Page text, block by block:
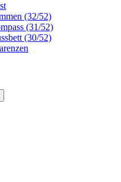
(32/52)
(31/52)
(30/52)